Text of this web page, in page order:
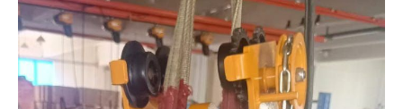
Dansk
Norsk
O‘zbekcha